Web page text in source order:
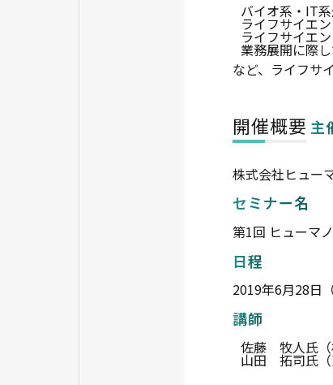
バイオ系・IT
ライフサイエ
ライフサイエ
業務展開に際
など、ライフサ
開催概要 主
株式会社ヒュー
セミナー名
第1回 ヒューマ
日程
2019年6月28日
講師
佐藤 牧人氏（
山田 拓司氏（